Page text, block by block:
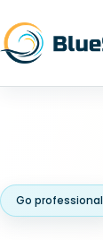
Go professional